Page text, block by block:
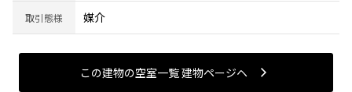
取引態様 媒介
この建物の空室一覧 建物ページヘ